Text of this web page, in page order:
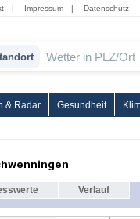
| Impressum | Datenschutz
& Radar Gesundheit
Verlauf